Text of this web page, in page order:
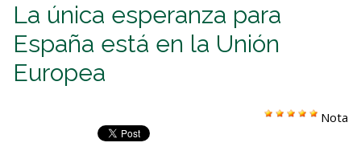
La única esperanza para
España está en la Unión
Europea
Nota